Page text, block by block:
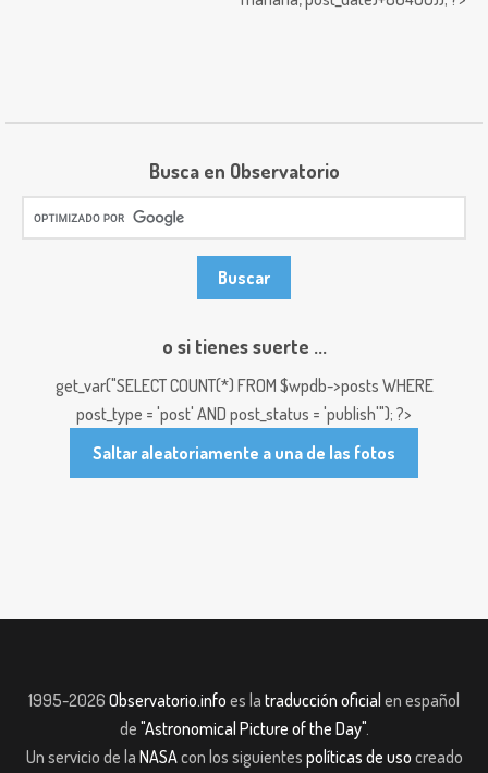
Busca en Observatorio
o si tienes suerte ...
get_var("SELECT COUNT(*) FROM $wpdb->posts WHERE
post_type = 'post' AND post_status = 'publish'"); ?>
Saltar aleatoriamente a una de las fotos
1995-2026 Observatorio.info es la traducción oficial en español
de "Astronomical Picture of the Day".
Un servicio de la NASAcon los siguientes políticas de uso creado